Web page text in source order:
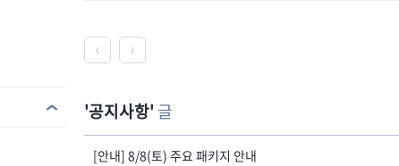
공지사항 글
[안내] 8/8(토) 주요 패키지 안내